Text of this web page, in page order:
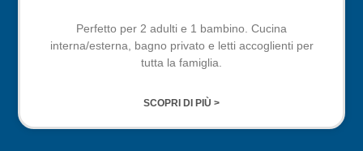
Perfetto per 2 adulti e 1 bambino. Cucina
interna/esterna, bagno privato e letti accoglienti per
tutta la famiglia.
SCOPRI DI PIÙ >